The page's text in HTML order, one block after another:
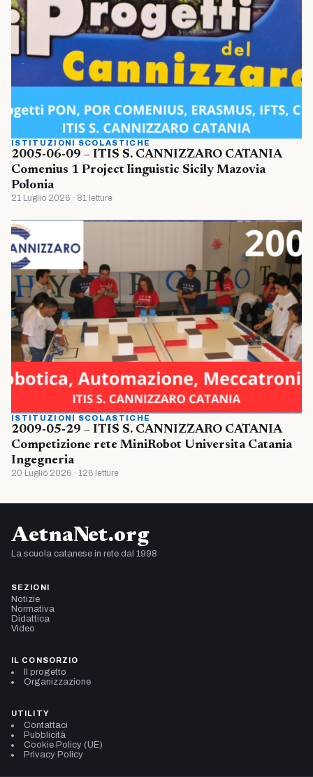
ISTITUZIONI SCOLASTICHE
2005-06-09 – ITIS S. CANNIZZARO CATANIA
Comenius 1 Project linguistic Sicily Mazovia
Polonia
21 Luglio 2026 · 81 letture
ISTITUZIONI SCOLASTICHE
2009-05-29 – ITIS S. CANNIZZARO CATANIA
Competizione rete MiniRobot Universita Catania
Ingegneria
20 Luglio 2026 · 126 letture
AetnaNet.org
La scuola catanese in rete dal 1998
SEZIONI
Notizie
Normativa
Didattica
Video
IL CONSORZIO
Il progetto
Organizzazione
UTILITY
Contattaci
Pubblicità
Cookie Policy (UE)
Privacy Policy